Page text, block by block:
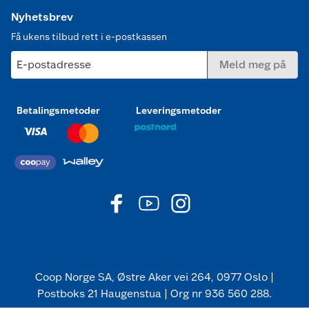
Nyhetsbrev
Få ukens tilbud rett i e-postkassen
E-postadresse Meld meg på
Betalingsmetoder Leveringsmetoder
Coop Norge SA, Østre Aker vei 264, 0977 Oslo |
Postboks 21 Haugenstua | Org nr 936 560 288.